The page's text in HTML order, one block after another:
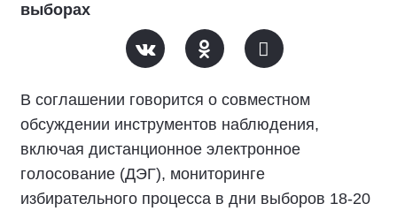
выборах
В соглашении говорится о совместном
обсуждении инструментов наблюдения,
включая дистанционное электронное
голосование (ДЭГ), мониторинге
избирательного процесса в дни выборов 18-20